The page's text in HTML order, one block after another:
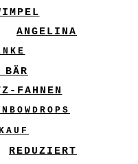
ANGELINA
FAHNEN
REDUZIERT